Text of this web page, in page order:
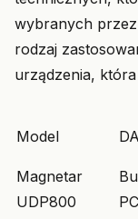
wybranych
rodzaj
urządzenia,
Model
Magnetar
UDP800